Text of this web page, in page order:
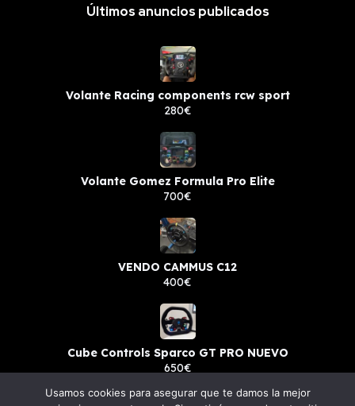
Últimos anuncios publicados
Volante Racing components rcw sport
280€
Volante Gomez Formula Pro Elite
700€
VENDO CAMMUS C12
400€
Cube Controls Sparco GT PRO NUEVO
650€
Usamos cookies para asegurar que te damos la mejor